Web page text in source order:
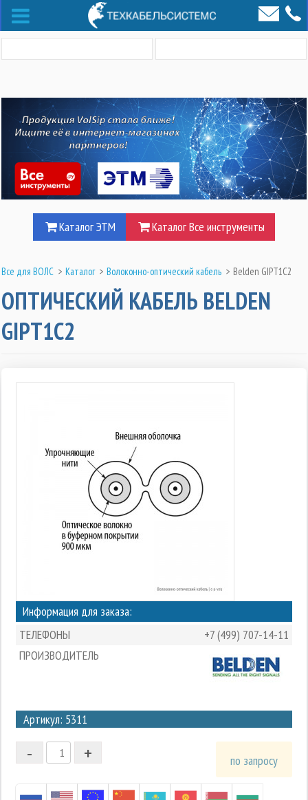
Каталог ЭТМ Каталог Все инструменты
Все для ВОЛС > Каталог > Волоконно-оптический кабель > Belden GIPT1C2
ОПТИЧЕСКИЙ КАБЕЛЬ BELDEN
GIPT1C2
Информация для заказа:
ТЕЛЕФОНЫ
+7 (499) 707-14-11
ПРОИЗВОДИТЕЛЬ
Артикул: 5311
2
1
+
- по запросу